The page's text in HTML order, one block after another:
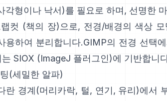
각형이나 낙서)를 필요로 하며, 선명한
컷 (책의 장)으로, 전경/배경의 색상
용하여 분리합니다.GIMP의 전경 선택
SIOX (ImageJ 플러그인)에 기반합니
(세밀한 알파)
란 경계(머리카락, 털, 연기, 유리)에서